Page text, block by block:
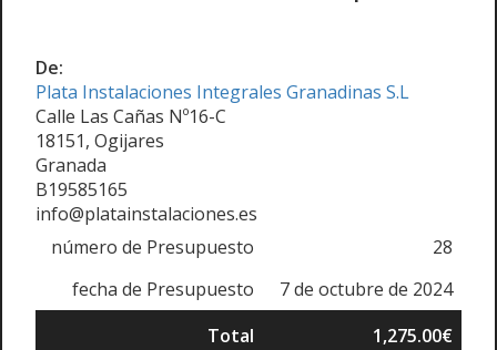
De:
Plata Instalaciones Integrales Granadinas S.L
Calle Las Cañas Nº16-C
18151, Ogijares
Granada
B19585165
info@platainstalaciones.es
número de Presupuesto
28
fecha de Presupuesto
7 de octubre de 2024
Total
1,275.00€